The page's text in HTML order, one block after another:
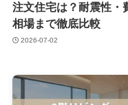
注文住宅は？耐震性・
相場まで徹底比較
2026-07-02